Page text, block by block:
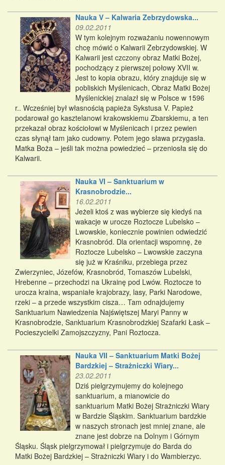
Nauka V – Kalwaria Zebrzydowska...
09.02.2011
W tym kolejnym rozważaniu nowennowym
chcę mówić o Kalwarii Zebrzydowskiej. W
Kalwarii jest czczony obraz Matki Bożej,
pochodzący z pierwszej połowy XVII w.
Jest to kopia obrazu, który znajduje się w
pobliskich Myślenicach, Obraz Matki Bożej
Myślenickiej znalazł się w Polsce w 1596
r.. Wcześniej był własnością papieża Sykstusa V. Papież
podarował go kasztelanowi krakowskiemu Zbarskiemu, a ten
przekazał obraz kościołowi w Myślenicach i przez pewien
czas słynął tam jako cudowny. Potem jego sława przygasła.
Matka Boża – jeśli tak można powiedzieć – przeniosła się do
Kalwarii.
Nauka VI – Sanktuarium w
Krasnobrodzie...
16.02.2011
Jeżeli ktoś z was wybierze się kiedyś na
wakacje w urocze Roztocze Lubelsko –
Lwowskie, koniecznie powinien odwiedzić
Krasnobród. Dla orientacji wspomnę, że
Roztocze Lubelsko – Lwowskie zaczyna
się już w Kraśniku, przebiega przez
Zwierzyniec, Józefów, Krasnobród, Tomaszów Lubelski,
Hrebenne – przechodzi na Ukrainę pod Lwów. Roztocze to
urocza kraina, wspaniałe krajobrazy, lasy, Parki Narodowe,
rzeki – a przede wszystkim cisza… Tam odnajdujemy
Sanktuarium Nawiedzenia Najświętszej Maryi Panny w
Krasnobrodzie, Sanktuarium Krasnobrodzkiej Szafarki Łask –
Pocieszycielki Zamojszczyzny, Pani Roztocza.
Nauka VII – Sanktuarium Matki Bożej
Bardzkiej – Strażniczki Wiary...
23.02.2011
Dziś pielgrzymujemy do kolejnego
sanktuarium, a mianowicie do
sanktuarium Matki Bożej Strażniczki Wiary
w Bardzie Śląskim. Sanktuarium bardzkie
w naszych stronach jest mniej znane, ale
znane jest dobrze na Dolnym i Górnym
Śląsku. Śląsk pielgrzymował i pielgrzymuje do Barda do
Matki Bożej Bardzkiej – Strażniczki Wiary i do Wambierzyc.